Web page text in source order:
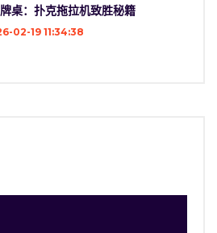
桌：扑克拖拉机致胜秘籍
02-19 11:34:38